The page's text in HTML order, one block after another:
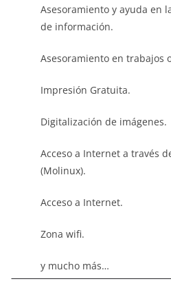
Asesoramiento y ayuda en
de información.
Asesoramiento en trabajos
Impresión Gratuita.
Digitalización de imágenes.
Acceso a Internet a través
(Molinux).
Acceso a Internet.
Zona wifi.
y mucho más…